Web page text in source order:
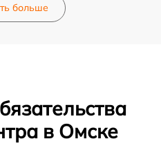
больше
в Омске